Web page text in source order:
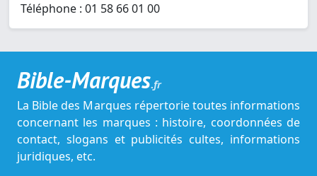
Téléphone : 01 58 66 01 00
Bible-Marques.fr
La Bible des Marques répertorie toutes informations
concernant les marques : histoire, coordonnées de
contact, slogans et publicités cultes, informations
juridiques, etc.